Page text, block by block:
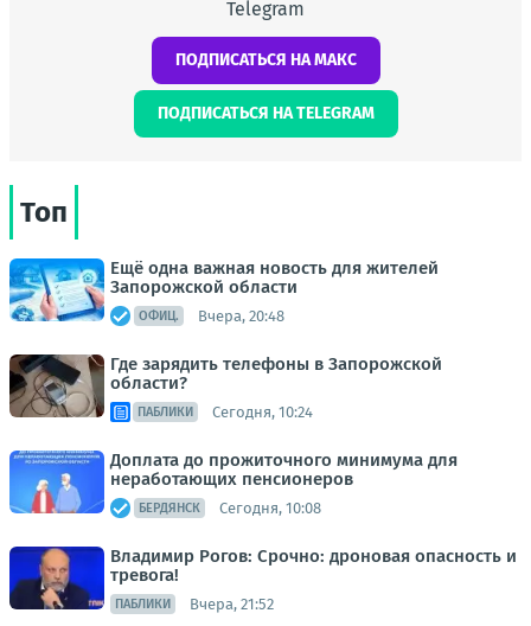
Telegram
ПОДПИСАТЬСЯ НА МАКС
ПОДПИСАТЬСЯ НА TELEGRAM
Топ
Ещё одна важная новость для жителей
Запорожской области
ОФИЦ. Вчера, 20:48
Где зарядить телефоны в Запорожской
области?
ПАБЛИКИ Сегодня, 10:24
Доплата до прожиточного минимума для
неработающих пенсионеров
БЕРДЯНСК Сегодня, 10:08
Владимир Рогов: Срочно: дроновая опасность и
тревога!
ПАБЛИКИ Вчера, 21:52